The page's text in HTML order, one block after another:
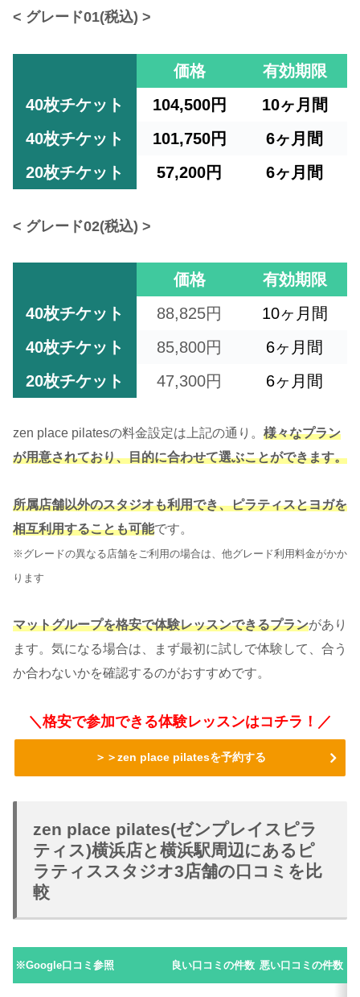
< グレード01(税込) >
価格
有効期限
40枚チケット
104,500円
10ヶ月間
40枚チケット
101,750円
6ヶ月間
20枚チケット
57,200円 6ヶ月間
< グレード02(税込) >
価格
有効期限
40枚チケット
88,825円
10ヶ月間
40枚チケット
85,800円
6ヶ月間
20枚チケット
47,300円 6ヶ月間
zen place pilatesの料金設定は上記の通り。 様々なプラン
が用意されており、目的に合わせて選ぶことができます。
所属店舗以外のスタジオも利用でき、ピラティスとヨガを
相互利用することも可能です。
※グレードの異なる店舗をご利用の場合は、他グレード利用料金がかか
ります
マットグループを格安で体験レッスンできるプランがあり
ます。気になる場合は、まず最初に試しで体験して、合う
か合わないかを確認するのがおすすめです。
＼格安で参加できる体験レッスンはコチラ！／
＞＞zen place pilatesを予約する
zen place pilates(ゼンプレイスピラ
ティス)横浜店と横浜駅周辺にあるピ
ラティススタジオ3店舗の口コミを比
較
※Google口コミ参照 良い口コミの件数 悪い口コミの件数